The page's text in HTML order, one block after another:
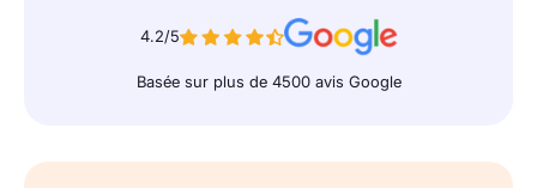
4.2/5
Basée sur plus de 4500 avis Google